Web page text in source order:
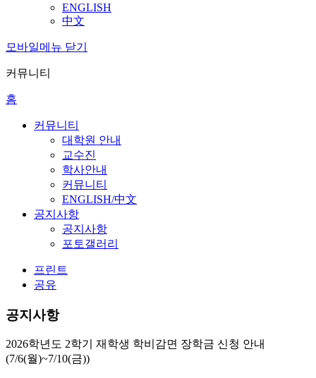
ENGLISH
中文
모바일메뉴 닫기
커뮤니티
홈
커뮤니티
대학원 안내
교수진
학사안내
커뮤니티
ENGLISH/中文
공지사항
공지사항
포토갤러리
프린트
공유
공지사항
2026학년도 2학기 재학생 학비감면 장학금 신청 안내
(7/6(월)~7/10(금))